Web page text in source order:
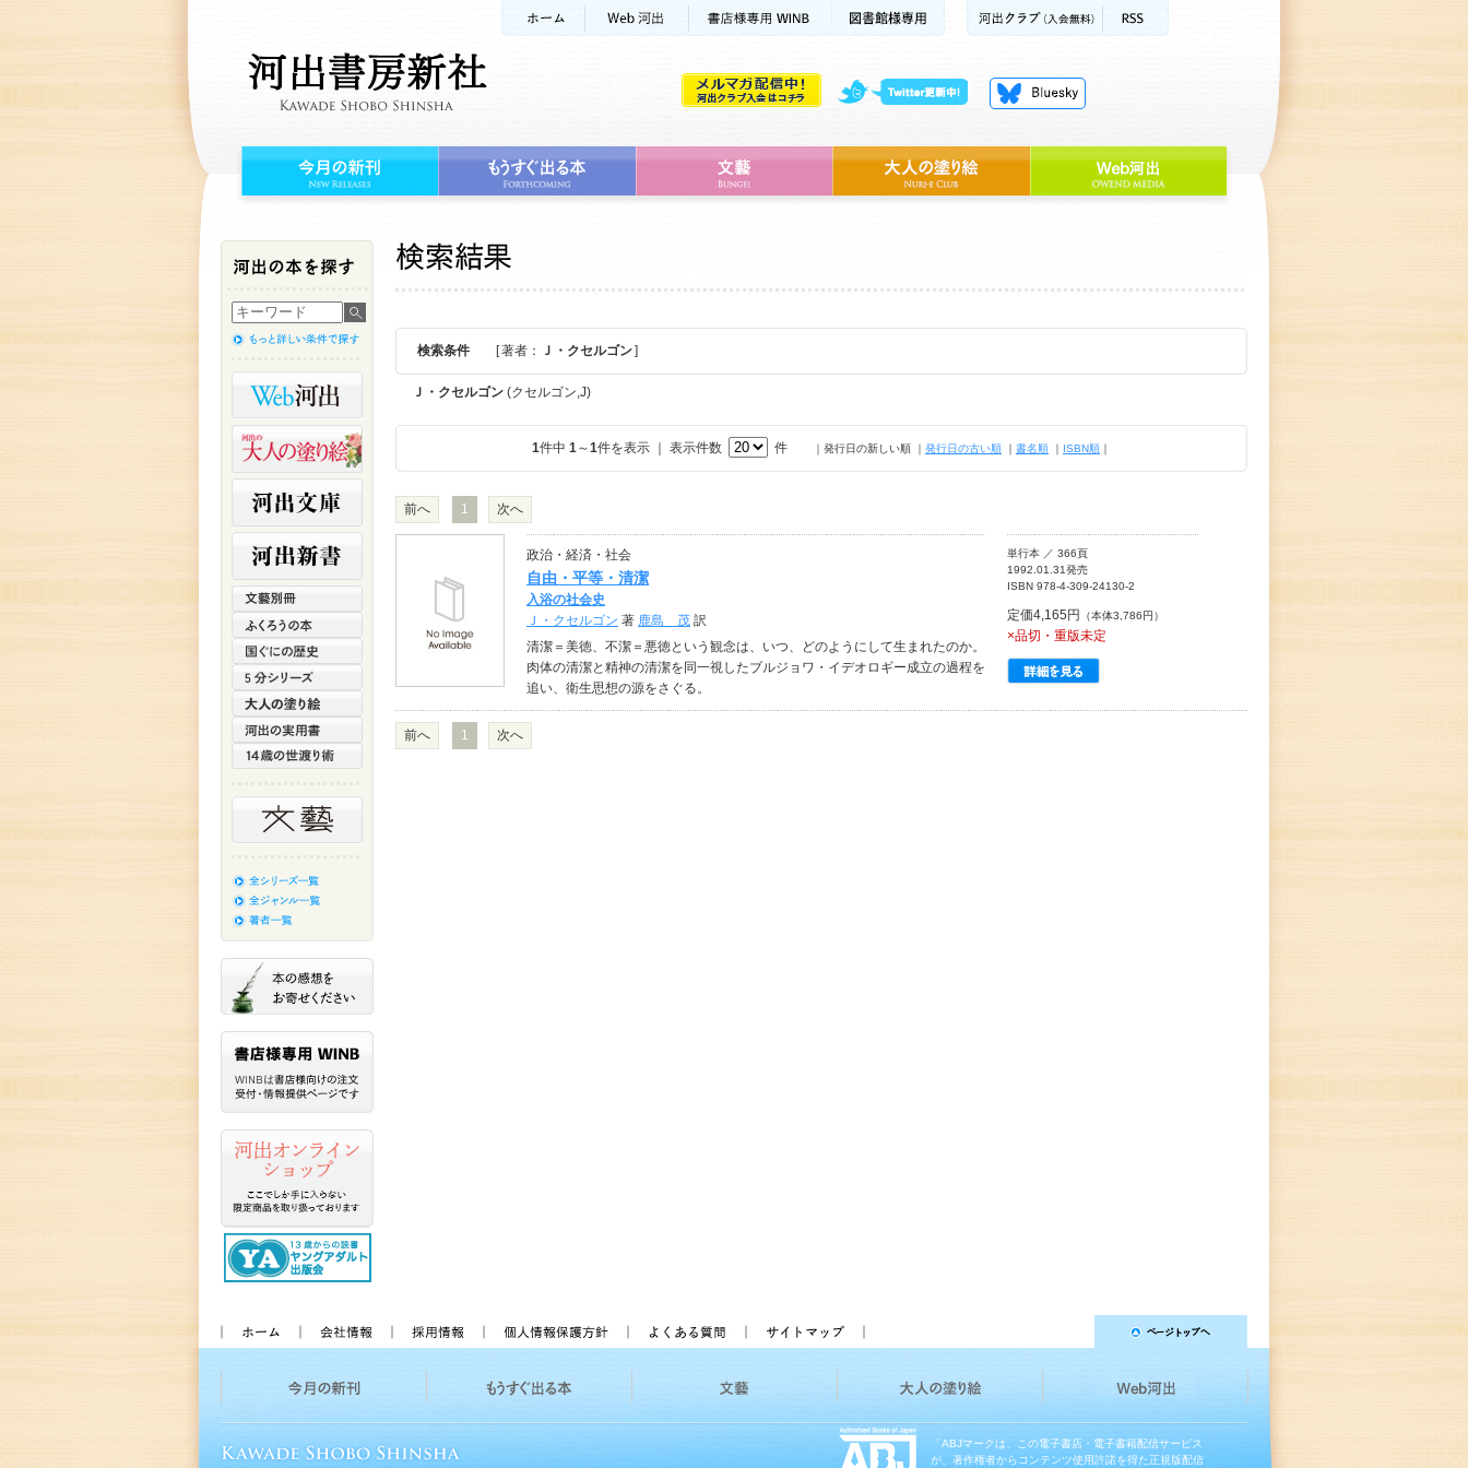
検索条件 [ 著者： Ｊ・クセルゴン]
Ｊ・クセルゴン (クセルゴン,J)
1件中 1～1件を表示 ｜ 表示件数 件 ｜発行日の新しい順 ｜ 発行日の古い順 ｜ 書名順 ｜ ISBN順 ｜
前へ 1 次へ
政治・経済・社会
自由・平等・清潔
入浴の社会史
Ｊ・クセルゴン 著 鹿島 茂 訳
清潔＝美徳、不潔＝悪徳という観念は、いつ、どのようにして生まれたのか。
肉体の清潔と精神の清潔を同一視したブルジョワ・イデオロギー成立の過程を
追い、衛生思想の源をさぐる。
単行本 ／ 366頁
1992.01.31発売
ISBN 978-4-309-24130-2
定価4,165円 （本体3,786円）
×品切・重版未定
前へ 1 次へ
「ABJマークは、この電子書店・電子書籍配信サービス
が、著作権者からコンテンツ使用許諾を得た正規版配信